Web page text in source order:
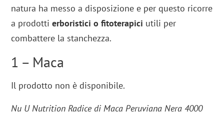
natura ha messo a disposizione e per questo ricorre
a prodottierboristici o fitoterapici utili per
combattere la stanchezza.
1 – Maca
Il prodotto non è disponibile.
Nu U Nutrition Radice di Maca Peruviana Nera 4000